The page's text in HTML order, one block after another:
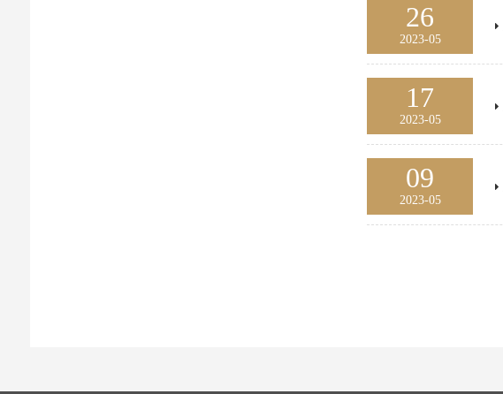
26
2023-05
17
2023-05
09
2023-05